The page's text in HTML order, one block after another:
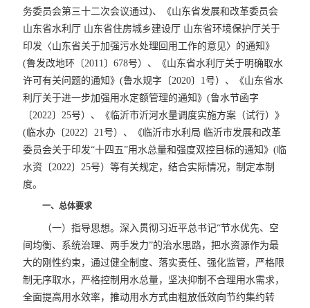
务委员会第三十二次会议通过)、《山东省发展和改革委员会
山东省水利厅 山东省住房城乡建设厅 山东省环境保护厅关于
印发〈山东省关于加强污水处理回用工作的意见〉的通知》
(鲁发改地环〔2011〕678号）、《山东省水利厅关于明确取水
许可有关问题的通知》(鲁水规字〔2020〕1号）、《山东省水
利厅关于进一步加强用水定额管理的通知》(鲁水节函字
〔2022〕25号）、《临沂市沂河水量调度实施方案（试行）》
(临水办〔2022〕21号）、《临沂市水利局 临沂市发展和改革
委员会关于印发“十四五”用水总量和强度双控目标的通知》(临
水资〔2022〕25号）等有关规定，结合实际情况，制定本制
度。
一、总体要求
（一）指导思想。深入贯彻习近平总书记“节水优先、空
间均衡、系统治理、两手发力”的治水思路，把水资源作为最
大的刚性约束，通过健全制度、落实责任、强化监管，严格限
制无序取水，严格控制用水总量，坚决抑制不合理用水需求，
全面提高用水效率，推动用水方式由粗放低效向节约集约转